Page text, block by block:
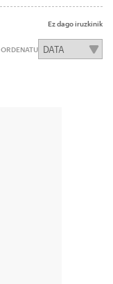
Ez dago iruzkinik
ORDENATU